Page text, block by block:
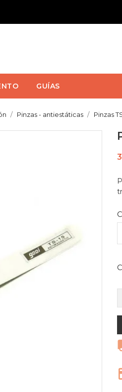
GUÍAS
Pinzas - antiestáticas Pinzas